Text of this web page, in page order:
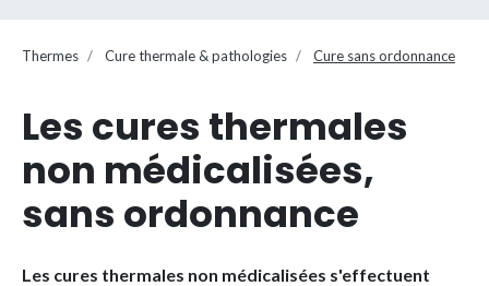
Thermes Cure thermale & pathologies Cure sans ordonnance
Les cures thermales
non médicalisées,
sans ordonnance
Les cures thermales non médicalisées s'effectuent